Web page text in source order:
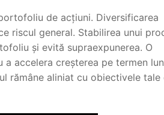
de acțiuni. Diversificarea
riscul general. Stabilirea unui
și evită supraexpunerea. O
accelera creșterea pe termen
rămâne aliniat cu obiectivele tale